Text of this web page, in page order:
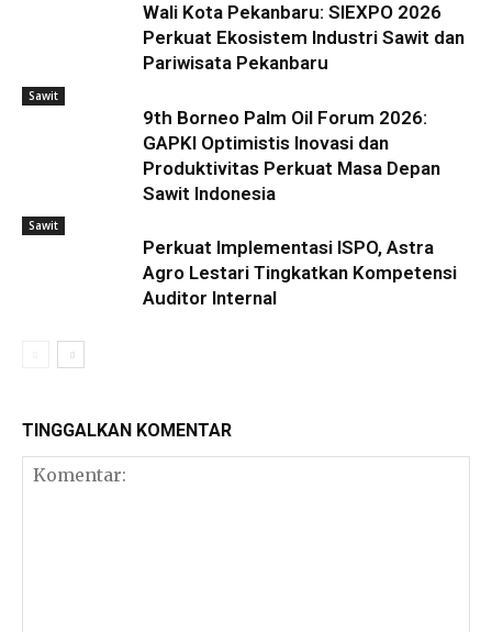
Wali Kota Pekanbaru: SIEXPO 2026
Perkuat Ekosistem Industri Sawit dan
Pariwisata Pekanbaru
Sawit
9th Borneo Palm Oil Forum 2026:
GAPKI Optimistis Inovasi dan
Produktivitas Perkuat Masa Depan
Sawit Indonesia
Sawit
Perkuat Implementasi ISPO, Astra
Agro Lestari Tingkatkan Kompetensi
Auditor Internal
TINGGALKAN KOMENTAR